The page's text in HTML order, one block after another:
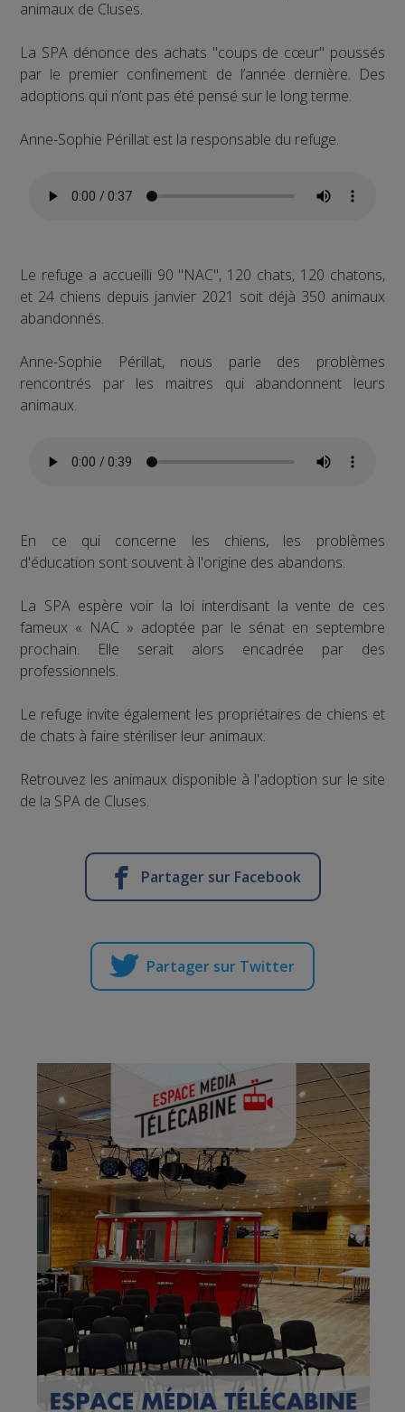
animaux de Cluses.
La SPA dénonce des achats "coups de cœur" poussés
par le premier confinement de l’année dernière. Des
adoptions qui n’ont pas été pensé sur le long terme.
Anne-Sophie Périllat est la responsable du refuge.
Le refuge a accueilli 90 "NAC", 120 chats, 120 chatons,
et 24 chiens depuis janvier 2021 soit déjà 350 animaux
abandonnés.
Anne-Sophie Périllat, nous parle des problèmes
rencontrés par les maitres qui abandonnent leurs
animaux.
En ce qui concerne les chiens, les problèmes
d'éducation sont souvent à l'origine des abandons.
La SPA espère voir la loi interdisant la vente de ces
fameux « NAC » adoptée par le sénat en septembre
prochain. Elle serait alors encadrée par des
professionnels.
Le refuge invite également les propriétaires de chiens et
de chats à faire stériliser leur animaux.
Retrouvez les animaux disponible à l'adoption sur le site
de la SPA de Cluses.
Partager sur Facebook
Partager sur Twitter